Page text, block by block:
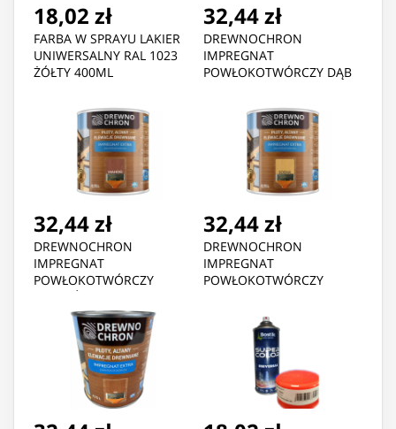
18,02 zł
FARBA W SPRAYU LAKIER
UNIWERSALNY RAL 1023
ŻÓŁTY 400ML
32,44 zł
DREWNOCHRON
IMPREGNAT
POWŁOKOTWÓRCZY DĄB
32,44 zł
DREWNOCHRON
IMPREGNAT
POWŁOKOTWÓRCZY
32,44 zł
DREWNOCHRON
IMPREGNAT
POWŁOKOTWÓRCZY